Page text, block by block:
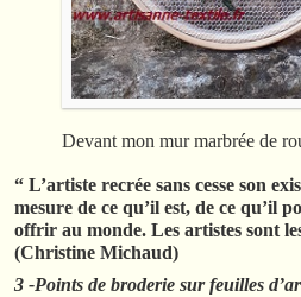
Devant mon mur marbrée de
“ L’artiste recrée sans cesse son
mesure de ce qu’il est, de ce qu’il
offrir au monde. Les artistes sont
(Christine Michaud)
3 -Points de broderie sur feuilles